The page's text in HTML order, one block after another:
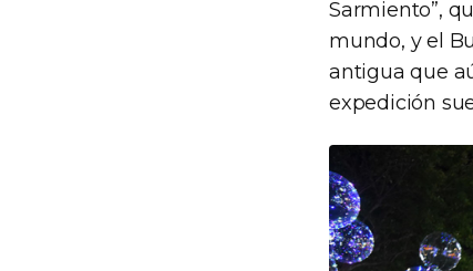
Sarmiento”,
mundo, y el
antigua que
expedición